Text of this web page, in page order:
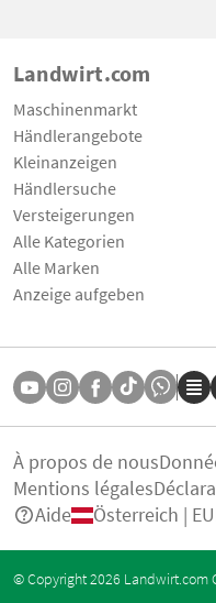
Landwirt.com
Maschinenmarkt
Händlerangebote
Kleinanzeigen
Händlersuche
Versteigerungen
Alle Kategorien
Alle Marken
Anzeige aufgeben
À propos de nous
Mentions légales
Aide
Österreich |
© Copyright 2026 Landwirt.com